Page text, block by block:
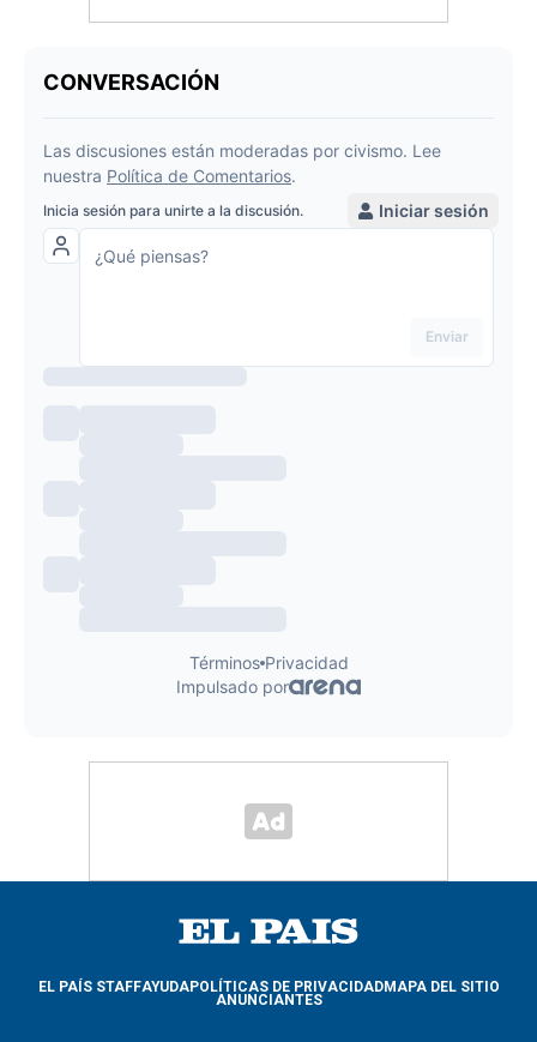
EL PAÍS STAFFAYUDAPOLÍTICAS DE PRIVACIDADMAPA DEL SITIO
ANUNCIANTES